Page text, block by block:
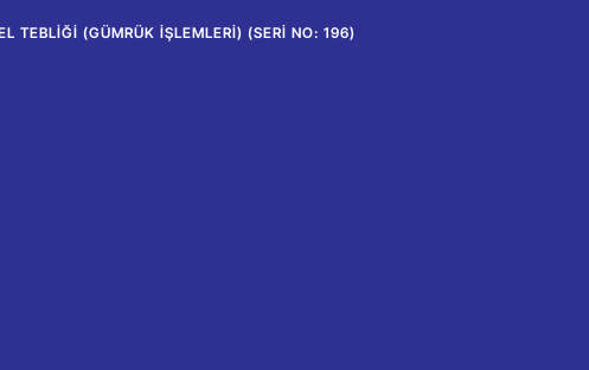
TEBLIĞI (GÜMRÜK İŞLEMLERI) (SERI NO: 196)